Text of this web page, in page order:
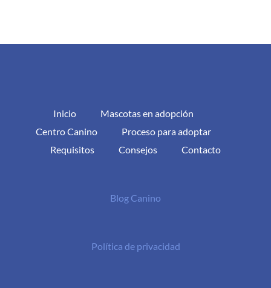
Inicio
Mascotas en adopción
Centro Canino
Proceso para adoptar
Requisitos
Consejos Contacto
Blog Canino
Política de privacidad